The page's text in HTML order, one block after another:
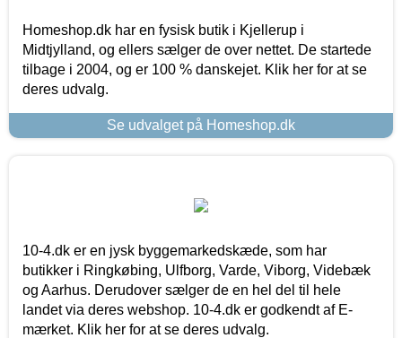
Homeshop.dk har en fysisk butik i Kjellerup i
Midtjylland, og ellers sælger de over nettet. De startede
tilbage i 2004, og er 100 % danskejet. Klik her for at se
deres udvalg.
Se udvalget på Homeshop.dk
10-4.dk er en jysk byggemarkedskæde, som har
butikker i Ringkøbing, Ulfborg, Varde, Viborg, Videbæk
og Aarhus. Derudover sælger de en hel del til hele
landet via deres webshop. 10-4.dk er godkendt af E-
mærket. Klik her for at se deres udvalg.